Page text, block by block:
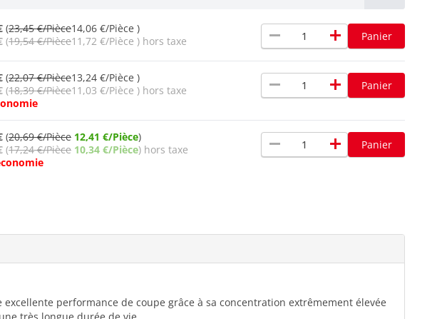
(23,45 €/Pièce14,06 €/Pièce )
(19,54 €/Pièce11,72 €/Pièce ) hors taxe remove add Panier
(22,07 €/Pièce13,24 €/Pièce )
(18,39 €/Pièce11,03 €/Pièce ) hors taxe
remove add Panier
(20,69 €/Pièce 12,41 €/Pièce)
(17,24 €/Pièce 10,34 €/Pièce) hors taxe
remove add Panier
performance de coupe grâce à sa concentration extrêmement élevée